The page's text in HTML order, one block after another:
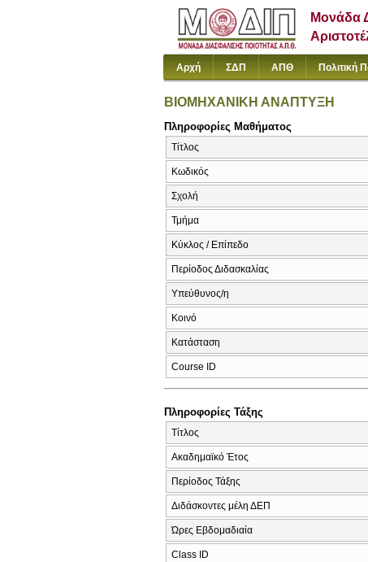
Μονάδα
Αρχή ΣΔΠ ΑΠΘ Πολιτική
ΒΙΟΜΗΧΑΝΙΚΗ ΑΝΑΠΤΥΞΗ
Πληροφορίες Μαθήματος
Τίτλος
Κωδικός
Σχολή
Τμήμα
Κύκλος / Επίπεδο
Περίοδος Διδασκαλίας
Υπεύθυνος/η
Κοινό
Κατάσταση
Course ID
Πληροφορίες Τάξης
Τίτλος
Ακαδημαϊκό Έτος
Περίοδος Τάξης
Διδάσκοντες μέλη ΔΕΠ
Ώρες Εβδομαδιαία
Class ID